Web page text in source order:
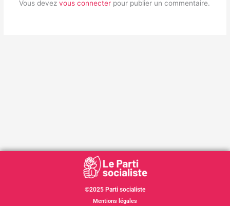
Vous devez vous connecterpour publier un commentaire.
©2025 Parti socialiste
Mentions légales